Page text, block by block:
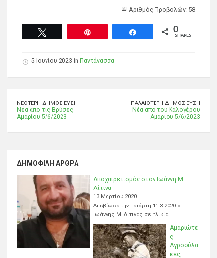
Αριθμός Προβολών: 58
0
SHARES
5 Ιουνίου 2023 in Παντάνασσα
ΝΕΌΤΕΡΗ ΔΗΜΟΣΊΕΥΣΗ
Νέα απο τις Βρύσες
Αμαρίου 5/6/2023
ΠΑΛΑΙΌΤΕΡΗ ΔΗΜΟΣΊΕΥΣΗ
Νέα απο του Καλογέρου
Αμαρίου 5/6/2023
ΔΗΜΟΦΙΛΉ ΆΡΘΡΑ
Αποχαιρετισμός στον Ιωάννη Μ.
Λίτινα
13 Μαρτίου 2020
Απεβίωσε την Τετάρτη 11-3-2020 ο
Ιωάννης Μ. Λίτινας σε ηλικία…
Αμαριώτε
ς
Αγροφύλα
κες,